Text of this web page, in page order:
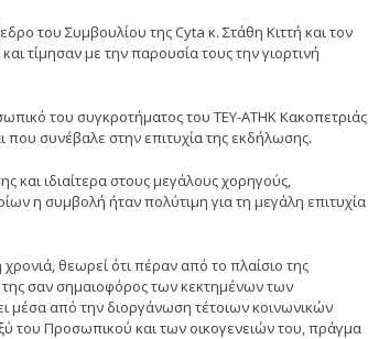
του Συμβουλίου της Cyta κ. Στάθη Κιττή και τον
τίμησαν με την παρουσία τους την γιορτινή
του συγκροτήματος του ΤΕΥ-ΑΤΗΚ Κακοπετριάς
συνέβαλε στην επιτυχία της εκδήλωσης.
και ιδιαίτερα στους μεγάλους χορηγούς,
η συμβολή ήταν πολύτιμη για τη μεγάλη επιτυχία
θεωρεί ότι πέραν από το πλαίσιο της
σαν σημαιοφόρος των κεκτημένων των
μέσα από την διοργάνωση τέτοιων κοινωνικών
του Προσωπικού και των οικογενειών του, πράγμα